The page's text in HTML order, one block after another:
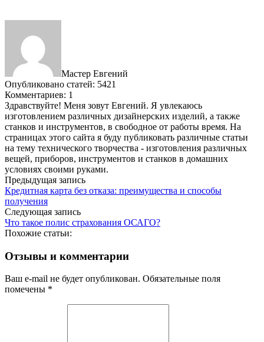
Мастер Евгений
Опубликовано статей: 5421
Комментариев: 1
Здравствуйте! Меня зовут Евгений. Я увлекаюсь
изготовлением различных дизайнерских изделий, а также
станков и инструментов, в свободное от работы время. На
страницах этого сайта я буду публиковать различные статьи
на тему технического творчества - изготовления различных
вещей, приборов, инструментов и станков в домашних
условиях своими руками.
Предыдущая запись
Кредитная карта без отказа: преимущества и способы
получения
Следующая запись
Что такое полис страхования ОСАГО?
Похожие статьи:
Отзывы и комментарии
Ваш e-mail не будет опубликован. Обязательные поля
помечены *